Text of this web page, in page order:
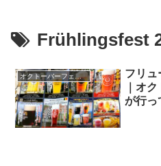
Frühlingsfest
オクトーバーフェスト/October fest
フリュ
｜オ
が行っ